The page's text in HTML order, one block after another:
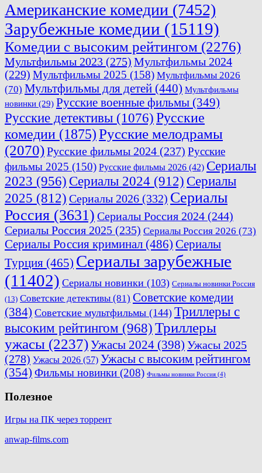
Американские комедии (7452)
Зарубежные комедии (15119)
Комедии с высоким рейтингом (2276)
Мультфильмы 2023 (275) Мультфильмы 2024
(229) Мультфильмы 2025 (158) Мультфильмы 2026
(70) Мультфильмы для детей (440) Мультфильмы
новинки (29) Русские военные фильмы (349)
Русские детективы (1076)Русские
комедии (1875)Русские мелодрамы
(2070)Русские фильмы 2024 (237) Русские
фильмы 2025 (150) Русские фильмы 2026 (42) Сериалы
2023 (956) Сериалы 2024 (912) Сериалы
2025 (812) Сериалы 2026 (332) Сериалы
Россия (3631) Сериалы Россия 2024 (244)
Сериалы Россия 2025 (235) Сериалы Россия 2026 (73)
Сериалы Россия криминал (486) Сериалы
Турция (465) Сериалы зарубежные
(11402) Сериалы новинки (103) Сериалы новинки Россия
(13) Советские детективы (81) Советские комедии
(384) Советские мультфильмы (144) Триллеры с
высоким рейтингом (968) Триллеры
ужасы (2237)Ужасы 2024 (398) Ужасы 2025
(278) Ужасы 2026 (57) Ужасы с высоким рейтингом
(354) Фильмы новинки (208) Фильмы новинки Россия (4)
Полезное
Игры на ПК через торрент
anwap-films.com